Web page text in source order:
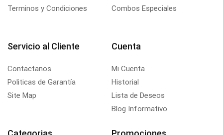
Terminos y Condiciones
Combos Especiales
Servicio al Cliente
Contactanos
Politicas de Garantía
Site Map
Cuenta
Mi Cuenta
Historial
Lista de Deseos
Blog Informativo